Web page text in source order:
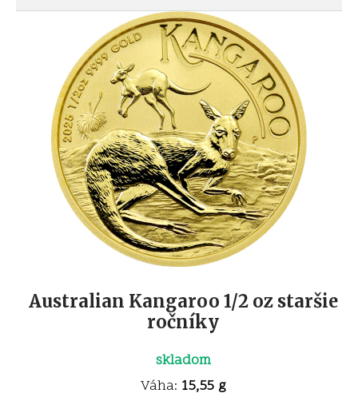
Australian Kangaroo 1/2 oz staršie
ročníky
skladom
Váha: 15,55 g